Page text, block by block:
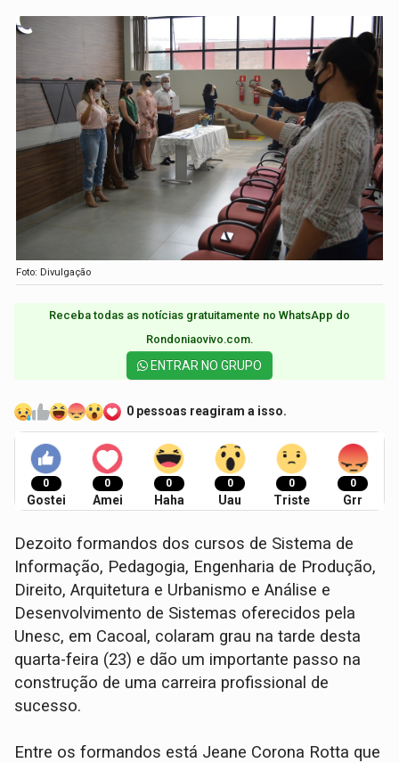
Foto: Divulgação
Receba todas as notícias gratuitamente no WhatsApp do
Rondoniaovivo.com.​
ENTRAR NO GRUPO
0 pessoas reagiram a isso.
0
Gostei
0
Amei
0
Haha
0
Uau
0
Triste
0
Grr
Dezoito formandos dos cursos de Sistema de
Informação, Pedagogia, Engenharia de Produção,
Direito, Arquitetura e Urbanismo e Análise e
Desenvolvimento de Sistemas oferecidos pela
Unesc, em Cacoal, colaram grau na tarde desta
quarta-feira (23) e dão um importante passo na
construção de uma carreira profissional de
sucesso.
Entre os formandos está Jeane Corona Rotta que